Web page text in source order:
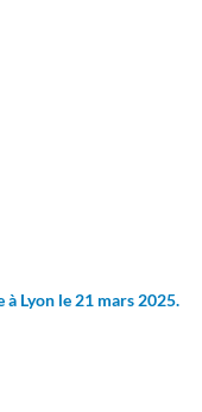
Lyon le 21 mars 2025.